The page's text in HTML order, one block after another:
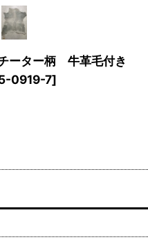
ーター柄 牛革毛付き
0919-7]